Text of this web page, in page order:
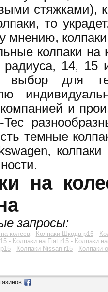
стяжками),
то
мнению,
колпаки
радиуса, 14,
выбор для
и
Tec
темные
на
запросы:
колеса- Колпаки Шкода р15-
- Колпаки на Fiat r15 - Колпаки
- Колпаки Nissan r15 - Колпаки